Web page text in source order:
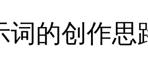
词的创作思